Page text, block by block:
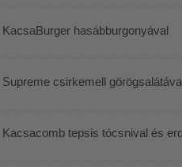
KacsaBurger hasábburgonyával
Supreme csirkemell
Kacsacomb tepsis tócsnival és